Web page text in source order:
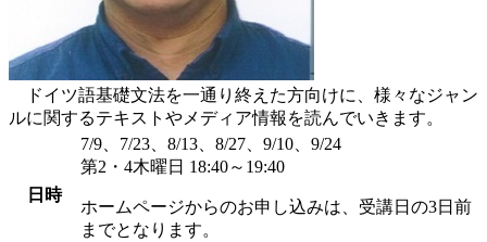
ドイツ語基礎文法を一通り終えた方向けに、様々なジャン
ルに関するテキストやメディア情報を読んでいきます。
日時
7/9、7/23、8/13、8/27、9/10、9/24
第2・4木曜日 18:40～19:40
ホームページからのお申し込みは、受講日の3日前
までとなります。